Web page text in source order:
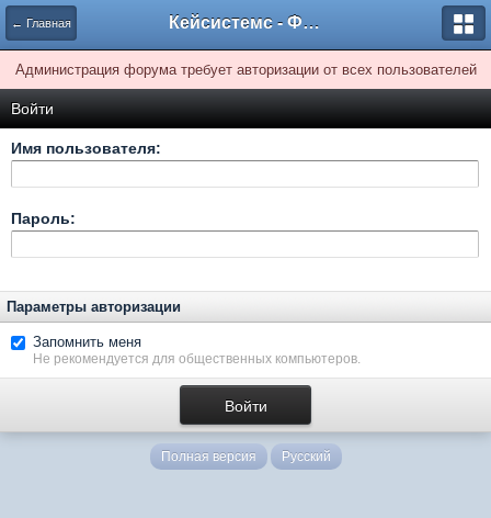
← Главная Кейсистемс - Форумы
Администрация форума требует авторизации от всех пользователей
Войти
Имя пользователя:
Пароль:
Параметры авторизации
Запомнить меня
Не рекомендуется для общественных компьютеров.
Полная версия Русский